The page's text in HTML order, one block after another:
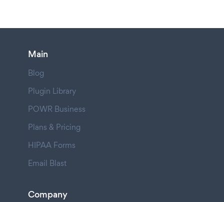
Main
Blog
Plugin Library
POWR Business
Plans & Pricing
HIPAA Forms
Email Blast
Company